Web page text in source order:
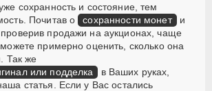
сохранность и состояние, тем
Почитав о сохранности монет и
продажи на аукционах, чаще
примерно оценить, сколько она
Так же
или подделка
в Ваших руках,
статья. Если у Вас остались